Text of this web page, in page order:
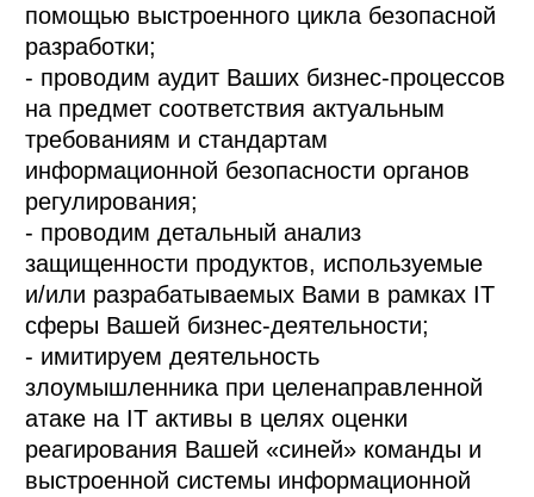
помощью выстроенного цикла безопасной
разработки;
- проводим аудит Ваших бизнес-процессов
на предмет соответствия актуальным
требованиям и стандартам
информационной безопасности органов
регулирования;
- проводим детальный анализ
защищенности продуктов, используемые
и/или разрабатываемых Вами в рамках IT
сферы Вашей бизнес-деятельности;
- имитируем деятельность
злоумышленника при целенаправленной
атаке на IT активы в целях оценки
реагирования Вашей «синей» команды и
выстроенной системы информационной